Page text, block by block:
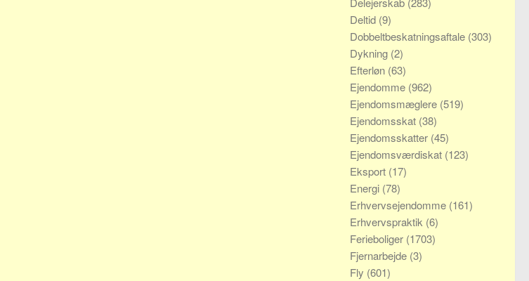
Deltid (9)
Dobbeltbeskatningsaftale (303)
Dykning (2)
Efterløn (63)
Ejendomme (962)
Ejendomsmæglere (519)
Ejendomsskat (38)
Ejendomsskatter (45)
Ejendomsværdiskat (123)
Eksport (17)
Energi (78)
Erhvervsejendomme (161)
Erhvervspraktik (6)
Ferieboliger (1703)
Fjernarbejde (3)
Fly (601)